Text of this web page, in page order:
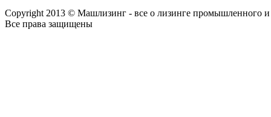
Copyright 2013 © Машлизинг - все о лизинге промышленного и
Все права защищены